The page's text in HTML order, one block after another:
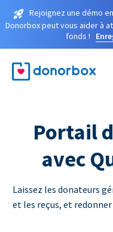
Rejoignez une démo
Donorbox peut vous aider à
fonds !
Portail
avec
Laissez les donateurs
et les reçus, et